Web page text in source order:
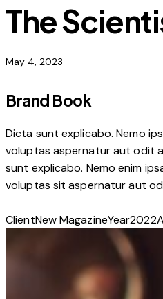
The
May 4, 2023
Brand Book
Dicta sunt explicabo. Nemo
voluptas aspernatur aut odit
sunt explicabo. Nemo enim
voluptas sit aspernatur aut
ClientNew MagazineYear2022